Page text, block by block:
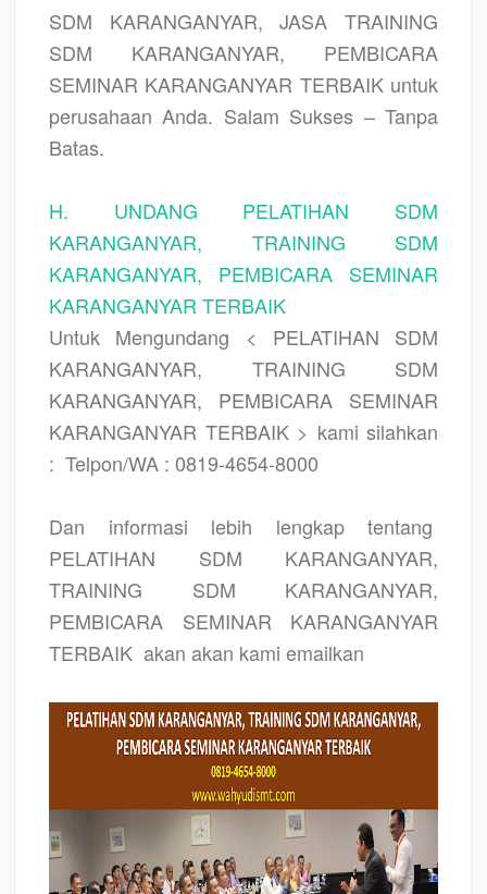
SDM KARANGANYAR, JASA TRAINING
SDM KARANGANYAR, PEMBICARA
SEMINAR KARANGANYAR TERBAIKuntuk
perusahaan Anda. Salam Sukses – Tanpa
Batas.
H. UNDANG PELATIHAN SDM
KARANGANYAR, TRAINING SDM
KARANGANYAR, PEMBICARA SEMINAR
KARANGANYAR TERBAIK
Untuk Mengundang < PELATIHAN SDM
KARANGANYAR, TRAINING SDM
KARANGANYAR, PEMBICARA SEMINAR
KARANGANYAR TERBAIK > kami silahkan
: Telpon/WA : 0819-4654-8000
Dan informasi lebih lengkap tentang
PELATIHAN SDM KARANGANYAR,
TRAINING SDM KARANGANYAR,
PEMBICARA SEMINAR KARANGANYAR
TERBAIK akan akan kami emailkan